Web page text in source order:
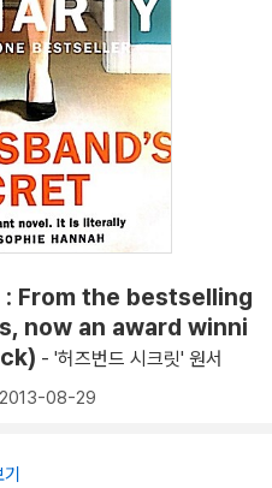
From the bestselling
now an award winni
- '허즈번드 시크릿' 원서
08-29